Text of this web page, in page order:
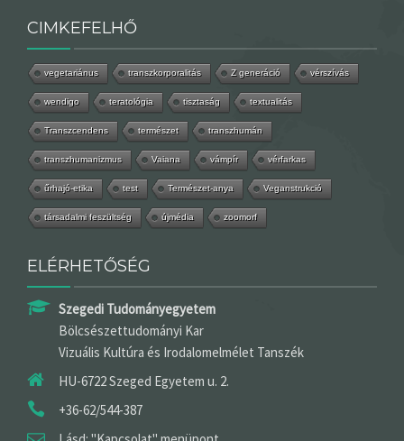
CIMKEFELHŐ
vegetariánus transzkorporalitás Z generáció vérszívás
wendigo teratológia tisztaság textualitás
Transzcendens természet transzhumán
transzhumanizmus Vaiana vámpír vérfarkas
űrhajó-etika test Természet-anya Veganstrukció
társadalmi feszültség újmédia zoomorf
ELÉRHETŐSÉG
Szegedi Tudományegyetem
Bölcsészettudományi Kar
Vizuális Kultúra és Irodalomelmélet Tanszék
HU-6722 Szeged Egyetem u. 2.
+36-62/544-387